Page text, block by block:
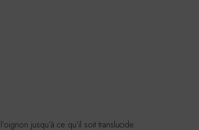
jusqu’à ce qu’il soit translucide.